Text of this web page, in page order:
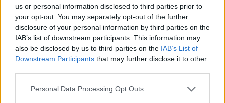
us or personal information disclosed to third parties prior to
your opt-out. You may separately opt-out of the further
disclosure of your personal information by third parties on the
IAB’s list of downstream participants. This information may
also be disclosed by us to third parties on the IAB’s List of
Downstream Participants that may further disclose it to other
Please note that this website/app uses one or more Google
Personal Data Processing Opt Outs